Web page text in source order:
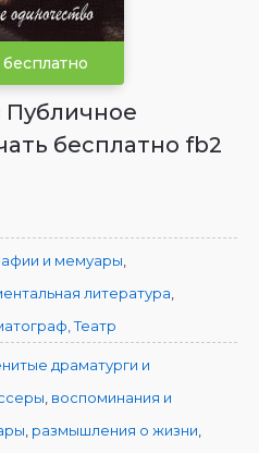
Публичное
бесплатно fb2
и мемуары
литература
Театр
драматурги и
воспоминания и
размышления о жизни